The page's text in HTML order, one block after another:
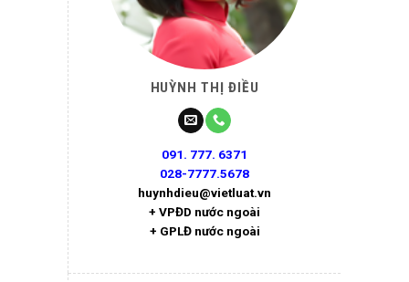
HUỲNH THỊ ĐIỀU
091. 777. 6371
028-7777.5678
huynhdieu@vietluat.vn
+ VPĐD nước ngoài
+ GPLĐ nước ngoài